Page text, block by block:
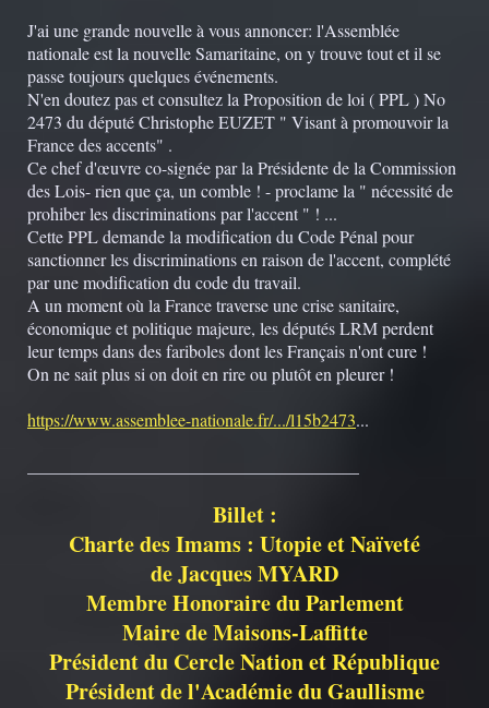
J'ai une grande nouvelle à vous annoncer: l'Assemblée
nationale est la nouvelle Samaritaine, on y trouve tout et il se
passe toujours quelques événements.
N'en doutez pas et consultez la Proposition de loi ( PPL ) No
2473 du député Christophe EUZET " Visant à promouvoir la
France des accents" .
Ce chef d'œuvre co-signée par la Présidente de la Commission
des Lois- rien que ça, un comble ! - proclame la " nécessité de
prohiber les discriminations par l'accent " ! ...
Cette PPL demande la modification du Code Pénal pour
sanctionner les discriminations en raison de l'accent, complété
par une modification du code du travail.
A un moment où la France traverse une crise sanitaire,
économique et politique majeure, les députés LRM perdent
leur temps dans des fariboles dont les Français n'ont cure !
On ne sait plus si on doit en rire ou plutôt en pleurer !
https://www.assemblee-nationale.fr/.../l15b2473...
Billet :
Charte des Imams : Utopie et Naïveté
de Jacques MYARD
Membre Honoraire du Parlement
Maire de Maisons-Laffitte
Président du Cercle Nation et République
Président de l'Académie du Gaullisme